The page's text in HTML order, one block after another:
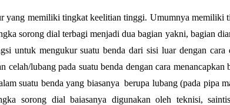
yang memiliki tingkat keelitian tinggi. Umumnya memiliki
sorong dial terbagi menjadi dua bagian yakni, bagian
untuk mengukur suatu benda dari sisi luar dengan cara
celah/lubang pada suatu benda dengan cara menancapkan
suatu benda yang biasanya  berupa lubang (pada pipa
sorong dial baiasanya digunakan oleh teknisi,